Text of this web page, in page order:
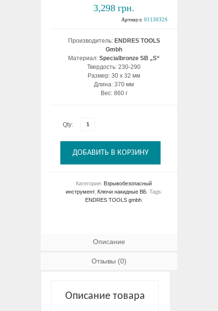
3,298 грн.
Артикул: 0113032S
Производитель: ENDRES TOOLS
Gmbh
Материал: Specialbronze SB „S“
Твердость: 230-290
Размер: 30 х 32 мм
Длина: 370 мм
Вес: 860 г
Qty:
ДОБАВИТЬ В КОРЗИНУ
Категория: Взрывобезопасный
инструмент, Ключи накидные ВБ. Tags:
ENDRES TOOLS gmbh.
Описание
Отзывы (0)
Описание товара